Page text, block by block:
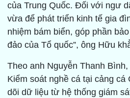
của Trung Quốc. Đối với ngư
vừa để phát triển kinh tế gia
nhiệm bám biển, góp phần
đảo của Tổ quốc”, ông Hữu
Theo anh Nguyễn Thanh
Kiểm soát nghề cá tại cảng cá
dõi dữ liệu từ hệ thống giám